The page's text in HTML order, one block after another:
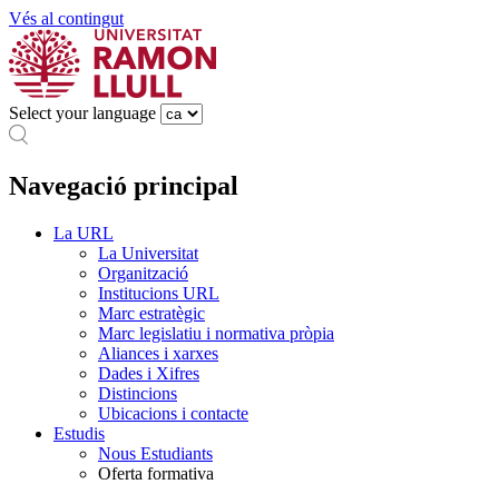
Vés al contingut
Select your language
Navegació principal
La URL
La Universitat
Organització
Institucions URL
Marc estratègic
Marc legislatiu i normativa pròpia
Aliances i xarxes
Dades i Xifres
Distincions
Ubicacions i contacte
Estudis
Nous Estudiants
Oferta formativa